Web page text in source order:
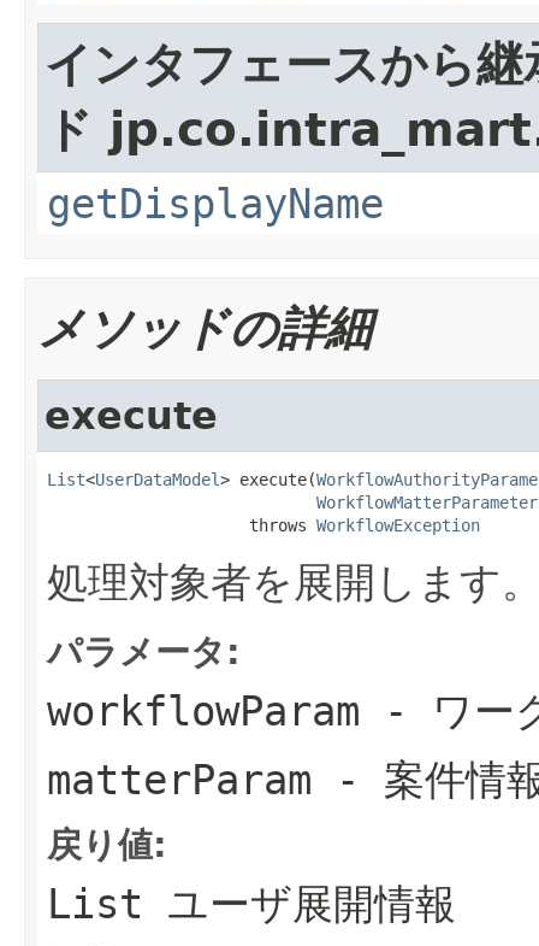
インタフェースから
ド
getDisplayName
メソッドの詳細
execute
List<UserDataModel> execute(
WorkflowMatterParameter
                     throws
WorkflowException
処理対象者を展開します
パラメータ:
workflowParam - ワー
matterParam - 案件情
戻り値:
List ユーザ展開情報